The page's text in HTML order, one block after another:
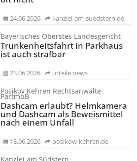
24.06.2026 kanzlei-am-suedstern.de
Bayerisches Oberstes Landesgericht
Trunkenheitsfahrt in Parkhaus
ist auch strafbar
23.06.2026 urteile.news
Posikov Kehren Rechtsanwälte
PartmbB
Dashcam erlaubt? Helmkamera
und Dashcam als Beweismittel
nach einem Unfall
18.06.2026 posikow-kehren.de